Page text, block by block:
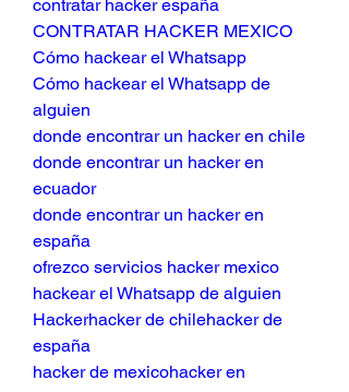
contratar hacker españa
CONTRATAR HACKER MEXICO
Cómo hackear el Whatsapp
Cómo hackear el Whatsapp de
alguien
donde encontrar un hacker en chile
donde encontrar un hacker en
ecuador
donde encontrar un hacker en
españa
ofrezco servicios hacker mexico
hackear el Whatsapp de alguien
Hackerhacker de chilehacker de
españa
hacker de mexicohacker en